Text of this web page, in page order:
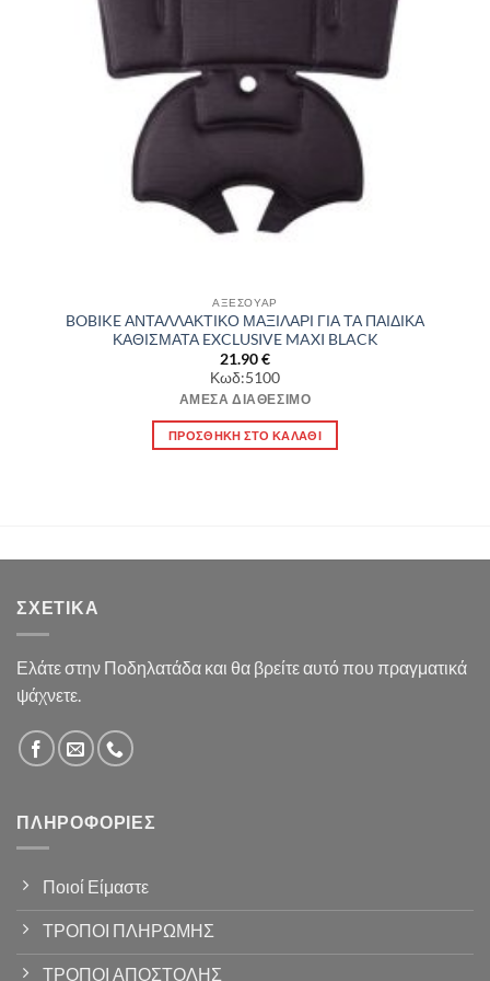
ΑΞΕΣΟΥΑΡ
BOBIKE ΑΝΤΑΛΛΑΚΤΙΚΟ ΜΑΞΙΛΑΡΙ ΓΙΑ ΤΑ ΠΑΙΔΙΚΑ
ΚΑΘΙΣΜΑΤΑ EXCLUSIVE MAXI BLACK
21.90€
Κωδ:5100
ΆΜΕΣΑ ΔΙΑΘΈΣΙΜΟ
ΠΡΟΣΘΉΚΗ ΣΤΟ ΚΑΛΆΘΙ
ΣΧΕΤΙΚΆ
Ελάτε στην Ποδηλατάδα και θα βρείτε αυτό που πραγματικά
ψάχνετε.
ΠΛΗΡΟΦΟΡΊΕΣ
Ποιοί Είμαστε
ΤΡΟΠΟΙ ΠΛΗΡΩΜΗΣ
ΤΡΟΠΟΙ ΑΠΟΣΤΟΛΗΣ